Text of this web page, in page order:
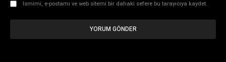
Ismimi, e-postamı ve web sitemi bir dahaki sefere bu tarayıcıya kaydet.